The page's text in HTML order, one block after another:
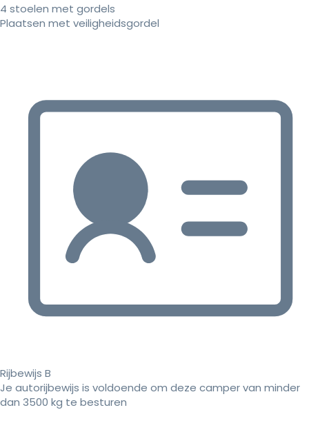
4 stoelen met gordels
Plaatsen met veiligheidsgordel
Rijbewijs B
Je autorijbewijs is voldoende om deze camper van minder
dan 3500 kg te besturen